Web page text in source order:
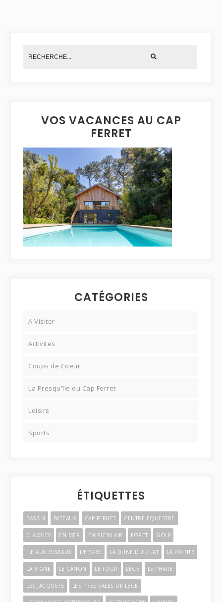
VOS VACANCES AU CAP
FERRET
CATÉGORIES
A Visiter
Activites
Coups de Coeur
La Presqu'île du Cap Ferret
Loisirs
Sports
ÉTIQUETTES
BASSIN BATEAUX CAP FERRET CENTRE EQUESTRE
CLAOUEY EN MER EN PLEIN AIR FORET GOLF
ILE AUX OISEAUX L'HERBE LA DUNE DU PILAT LA POINTE
LA VIGNE LE CANON LE FOUR LEGE LE PHARE
LES JACQUETS LES PRES SALES DE LEGE